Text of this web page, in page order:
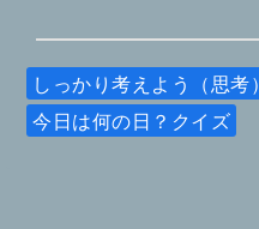
しっかり考えよう（思考）
今日は何の日？クイズ